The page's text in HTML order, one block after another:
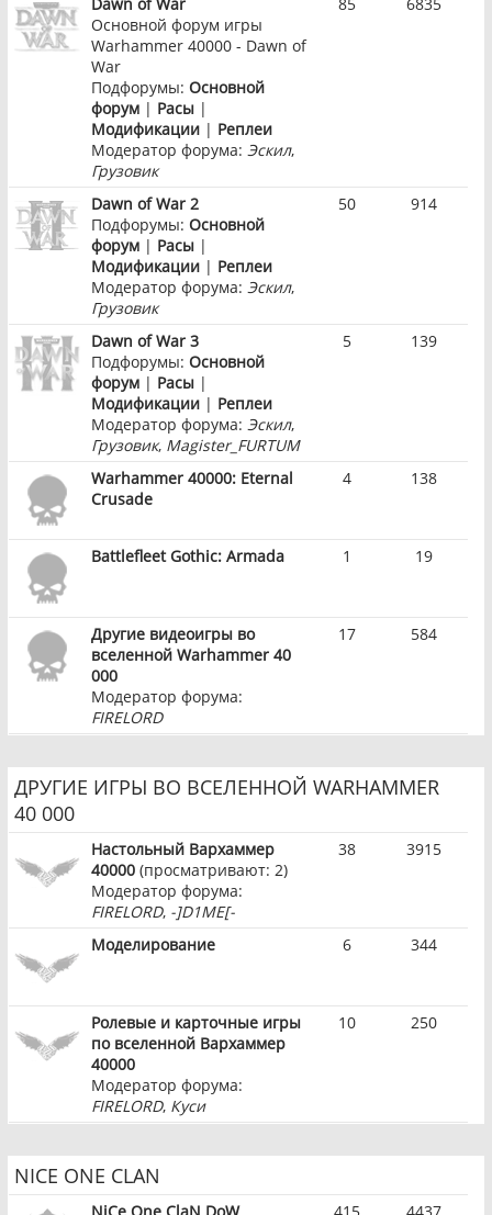
Основной форум игры
Warhammer 40000 - Dawn of
War
Подфорумы: Основной
форум| Расы|
Модификации| Реплеи
Модератор форума: Эскил,
Грузовик
Dawn of War 2
Подфорумы: Основной
форум| Расы|
Модификации| Реплеи
Модератор форума: Эскил,
Грузовик
50 914
Dawn of War 3
Подфорумы: Основной
форум| Расы|
Модификации| Реплеи
Модератор форума: Эскил,
Грузовик, Magister_FURTUM
5 139
Warhammer 40000: Eternal
Crusade
4 138
Battlefleet Gothic: Armada 1 19
Другие видеоигры во
вселенной Warhammer 40
000
Модератор форума:
FIRELORD
17 584
ДРУГИЕ ИГРЫ ВО ВСЕЛЕННОЙ WARHAMMER
40 000
Настольный Вархаммер
40000 (просматривают: 2)
Модератор форума:
FIRELORD, -]D1ME[-
38 3915
Моделирование 6 344
Ролевые и карточные игры
по вселенной Вархаммер
40000
Модератор форума:
FIRELORD, Куси
10 250
NICE ONE CLAN